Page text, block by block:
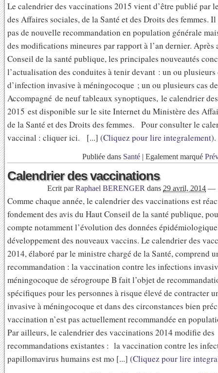
Le calendrier des vaccinations 2015 vient d’être publié par
des Affaires sociales, de la Santé et des Droits des femmes.
pas de nouvelle recommandation en population générale
des modifications mineures par rapport à l’an dernier. Après
Conseil de la santé publique, les principales nouveautés
l’actualisation des conduites à tenir devant : un ou plusieurs
d’infection invasive à méningocoque ; un ou plusieurs cas
Accompagné de neuf tableaux synoptiques, le calendrier
2015 est disponible sur le site Internet du Ministère des
de la Santé et des Droits des femmes. Pour consulter le
vaccinal : cliquer ici. [...] (Cliquez pour lire integralement).
Publiée dans Santé | Egalement marqué
Calendrier des vaccinations
Ecrit parRaphael BERENGER dans 29 avril, 2014 —
Comme chaque année, le calendrier des vaccinations est
fondement des avis du Haut Conseil de la santé publique,
compte notamment l’évolution des données
développement des nouveaux vaccins. Le calendrier des
2014, élaboré par le ministre chargé de la Santé, comprend
recommandation : la vaccination contre les infections
méningocoque de sérogroupe B fait l’objet de
spécifiques pour les personnes à risque élevé de contracter
invasive à méningocoque et dans des circonstances bien
vaccination n’est pas actuellement recommandée en
Par ailleurs, le calendrier des vaccinations 2014 modifie des
recommandations existantes : la vaccination contre les
papillomavirus humains est mo [...] (Cliquez pour lire